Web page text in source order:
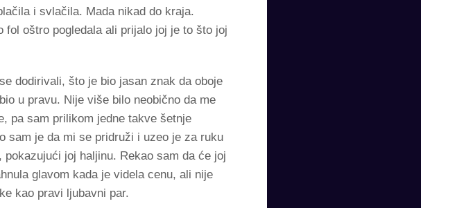
i svlačila. Mada nikad do kraja.
oštro pogledala ali prijalo joj je to što joj
dodirivali, što je bio jasan znak da oboje
u pravu. Nije više bilo neobično da me
pa sam prilikom jedne takve šetnje
sam je da mi se pridruži i uzeo je za ruku
joj haljinu. Rekao sam da će joj
glavom kada je videla cenu, ali nije
kao pravi ljubavni par.